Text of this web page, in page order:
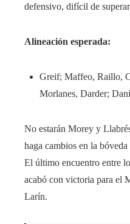
defensivo, difícil de
Alineación esperada:
Greif; Maffeo, Raillo,
Morlanes, Darder;
No estarán Morey y
haga cambios en la
El último encuentro entre
acabó con victoria para el
Larín.